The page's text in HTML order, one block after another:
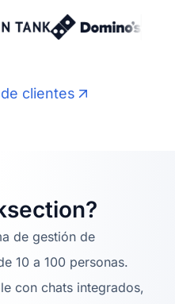
clientes
de gestión de
10 a 100 personas.
con chats integrados,